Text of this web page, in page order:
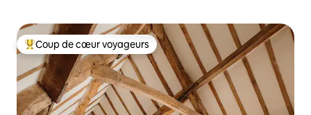
Coups de cœur voyageurs les plus appréciés
Coup de cœur voyageurs